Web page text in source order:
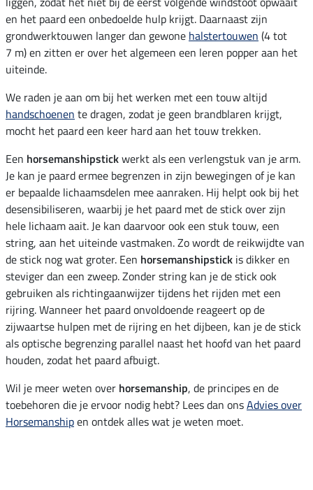
en het paard een onbedoelde hulp krijgt. Daarnaast zijn
grondwerktouwen langer dan gewone halstertouwen (4 tot
7 m) en zitten er over het algemeen een leren popper aan het
uiteinde.
We raden je aan om bij het werken met een touw altijd
handschoenen te dragen, zodat je geen brandblaren krijgt,
mocht het paard een keer hard aan het touw trekken.
Een horsemanshipstickwerkt als een verlengstuk van je arm.
Je kan je paard ermee begrenzen in zijn bewegingen of je kan
er bepaalde lichaamsdelen mee aanraken. Hij helpt ook bij het
desensibiliseren, waarbij je het paard met de stick over zijn
hele lichaam aait. Je kan daarvoor ook een stuk touw, een
string, aan het uiteinde vastmaken. Zo wordt de reikwijdte van
de stick nog wat groter. Een horsemanshipstick is dikker en
steviger dan een zweep. Zonder string kan je de stick ook
gebruiken als richtingaanwijzer tijdens het rijden met een
rijring. Wanneer het paard onvoldoende reageert op de
zijwaartse hulpen met de rijring en het dijbeen, kan je de stick
als optische begrenzing parallel naast het hoofd van het paard
houden, zodat het paard afbuigt.
Wil je meer weten over horsemanship, de principes en de
toebehoren die je ervoor nodig hebt? Lees dan onsAdvies over
Horsemanshipen ontdek alles wat je weten moet.